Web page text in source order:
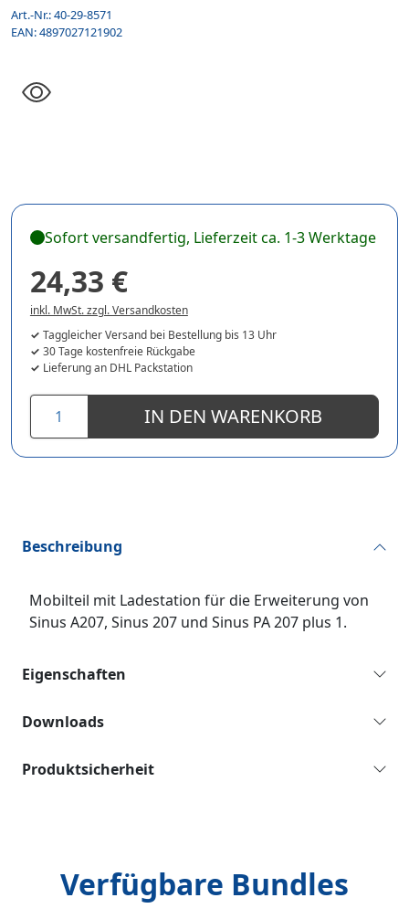
Art.-Nr.:40-29-8571
EAN:4897027121902
Sofort versandfertig, Lieferzeit ca. 1-3 Werktage
24,33 €
inkl. MwSt. zzgl. Versandkosten
Taggleicher Versand bei Bestellung bis 13 Uhr
30 Tage kostenfreie Rückgabe
Lieferung an DHL Packstation
IN DEN WARENKORB
Beschreibung
Mobilteil mit Ladestation für die Erweiterung von
Sinus A207, Sinus 207 und Sinus PA 207 plus 1.
Eigenschaften
Downloads
Produktsicherheit
Verfügbare Bundles